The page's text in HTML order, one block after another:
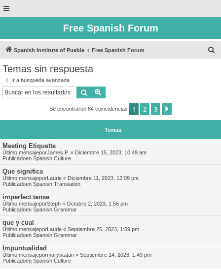
Free Spanish Forum
Spanish Institute of Puebla Free Spanish Forum
Temas sin respuesta
Ir a búsqueda avanzada
Buscar
Se encontraron 64 coincidencias 1 2 3
Temas
Meeting Etiquette
Último mensajeporJames P. « Diciembre 15, 2023, 10:49 am
Publicadoen Spanish Culture
Que significa
Último mensajeporLaurie « Diciembre 11, 2023, 12:09 pm
Publicadoen Spanish Translation
imperfect tense
Último mensajeporSteph « Octubre 2, 2023, 1:56 pm
Publicadoen Spanish Grammar
que y cual
Último mensajeporLaurie « Septiembre 25, 2023, 1:59 pm
Publicadoen Spanish Grammar
Impuntualidad
Último mensajepormarystatan « Septiembre 14, 2023, 1:49 pm
Publicadoen Spanish Culture